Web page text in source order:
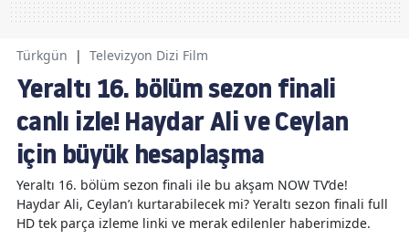
Türkgün | Televizyon Dizi Film
Yeraltı 16. bölüm sezon finali
canlı izle! Haydar Ali ve Ceylan
için büyük hesaplaşma
Yeraltı 16. bölüm sezon finali ile bu akşam NOW TV’de!
Haydar Ali, Ceylan’ı kurtarabilecek mi? Yeraltı sezon finali full
HD tek parça izleme linki ve merak edilenler haberimizde.